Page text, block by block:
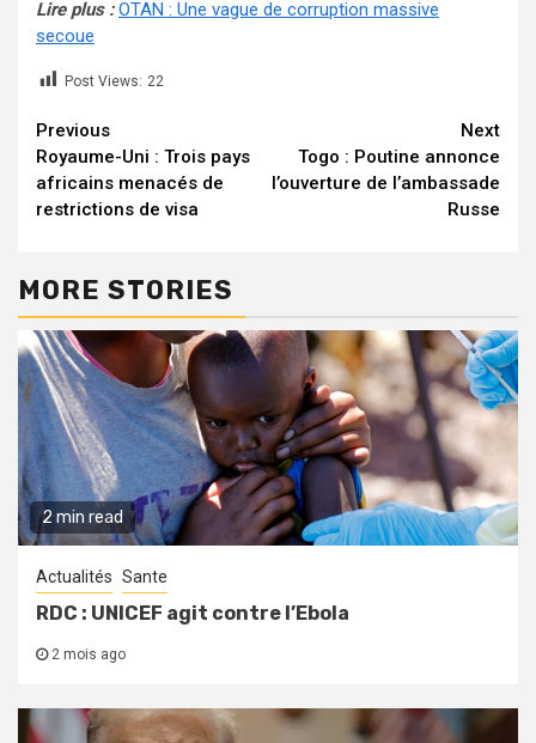
Lire plus :OTAN : Une vague de corruption massive
secoue
Post Views: 22
Continue
Reading
Previous
Royaume-Uni : Trois pays
africains menacés de
restrictions de visa
Next
Togo : Poutine annonce
l’ouverture de l’ambassade
Russe
MORE STORIES
2 min read
Actualités Sante
RDC : UNICEF agit contre l’Ebola
2 mois ago